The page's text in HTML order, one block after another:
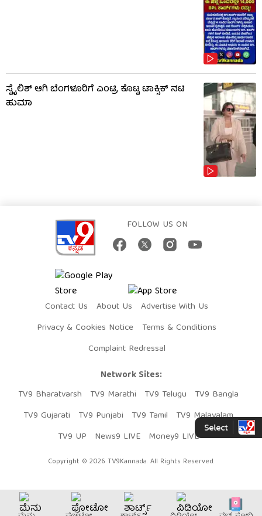
ಸ್ಟೈಲಿಶ್ ಆಗಿ ಬೆಂಗಳೂರಿಗೆ ಎಂಟ್ರಿ ಕೊಟ್ಟ ಟಾಕ್ಸಿಕ್ ನಟಿ
ಹುಮಾ
FOLLOW US ON
Contact Us About Us
Advertise With Us
Privacy & Cookies Notice
Terms & Conditions
Complaint Redressal
Network Sites:
TV9 Bharatvarsh
TV9 Marathi TV9 Telugu
TV9 Bangla
TV9 Gujarati
TV9 Punjabi TV9 Tamil
TV9 Malayalam
TV9 UP
News9 LIVE Money9 LIVE
Copyright © 2026 TV9Kannada. All Rights Reserved.